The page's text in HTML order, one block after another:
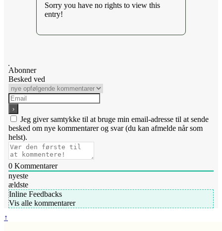
Sorry you have no rights to view this
entry!
Abonner
Besked ved
Jeg giver samtykke til at bruge min email-adresse til at sende
besked om nye kommentarer og svar (du kan afmelde når som
helst).
0Kommentarer
nyeste
ældste
Inline Feedbacks
Vis alle kommentarer
↑